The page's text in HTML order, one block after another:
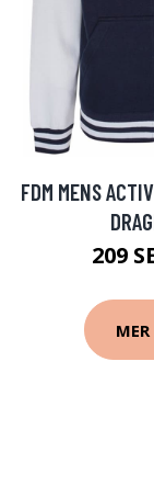
FDM MENS
209